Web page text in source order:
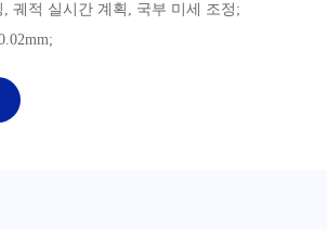
궤적 실시간 계획, 국부 미세 조정;